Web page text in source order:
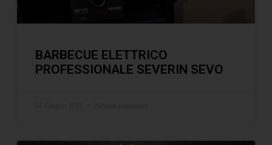
BARBECUE ELETTRICO
PROFESSIONALE SEVERIN SEVO